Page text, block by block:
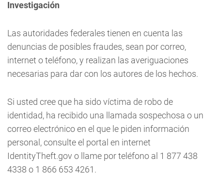
Investigación
Las autoridades federales tienen en cuenta las
denuncias de posibles fraudes, sean por correo,
internet o teléfono, y realizan las averiguaciones
necesarias para dar con los autores de los hechos.
Si usted cree que ha sido víctima de robo de
identidad, ha recibido una llamada sospechosa o un
correo electrónico en el que le piden información
personal, consulte el portal en internet
IdentityTheft.gov o llame por teléfono al 1 877 438
4338 o 1 866 653 4261.